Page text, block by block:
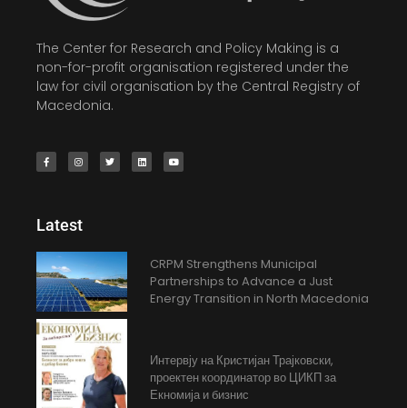
The Center for Research and Policy Making is a
non-for-profit organisation registered under the
law for civil organisation by the Central Registry of
Macedonia.
Latest
CRPM Strengthens Municipal
Partnerships to Advance a Just
Energy Transition in North Macedonia
Интервју на Кристијан Трајковски,
проектен координатор во ЦИКП за
Екномија и бизнис